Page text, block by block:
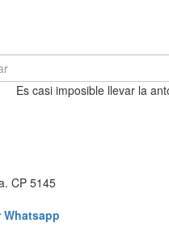
Es casi imposible llevar la
CP 5145